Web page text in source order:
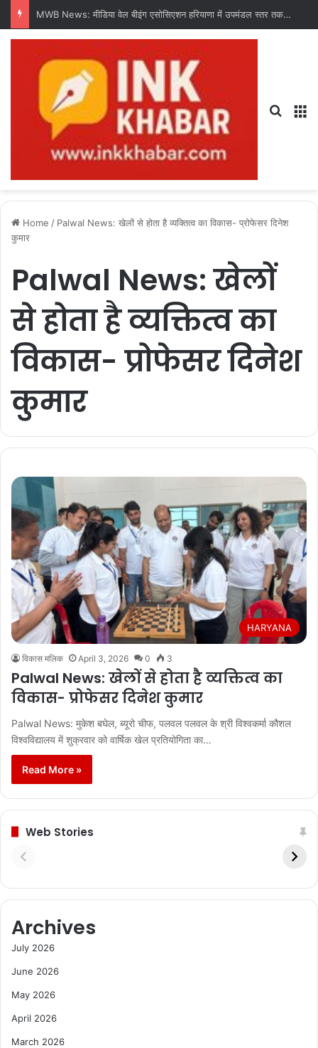
MWB News: मीडिया वेल बीइंग एसोसिएशन हरियाणा में उपमंडल स्तर तक संगठन का करेगी विस्तार : चंद्र शेखर धरणी
Home / Palwal News: खेलों से होता है व्यक्तित्व का विकास- प्रोफेसर दिनेश
कुमार
Palwal News: खेलों
से होता है व्यक्तित्व का
विकास- प्रोफेसर दिनेश
कुमार
HARYANA
विकास मलिक April 3, 2026 0 3
Palwal News: खेलों से होता है व्यक्तित्व का
विकास- प्रोफेसर दिनेश कुमार
Palwal News: मुकेश बघेल, ब्यूरो चीफ, पलवल पलवल के श्री विश्वकर्मा कौशल
विश्वविद्यालय में शुक्रवार को वार्षिक खेल प्रतियोगिता का…
Read More »
Web Stories
Archives
July 2026
June 2026
May 2026
April 2026
March 2026